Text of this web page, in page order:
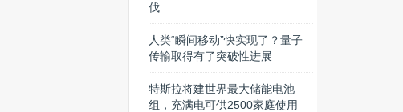
伐
人类“瞬间移动”快实现了？量子
传输取得有了突破性进展
特斯拉将建世界最大储能电池
组，充满电可供2500家庭使用